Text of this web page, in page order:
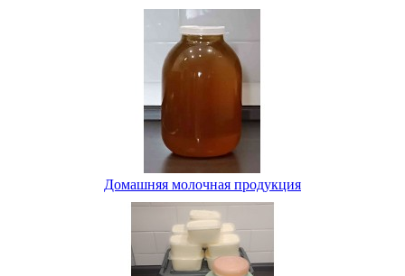
Домашняя молочная продукция